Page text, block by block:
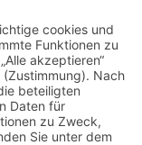
Vorkasse